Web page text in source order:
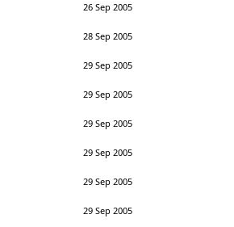
26 Sep 2005
28 Sep 2005
29 Sep 2005
29 Sep 2005
29 Sep 2005
29 Sep 2005
29 Sep 2005
29 Sep 2005